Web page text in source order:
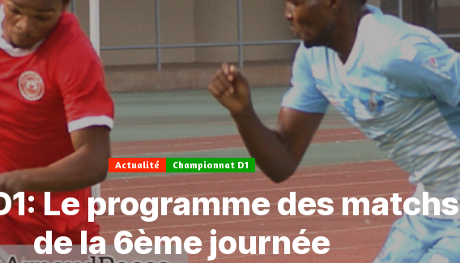
Actualité Championnat D1
Le programme des matchs
de la 6ème journée